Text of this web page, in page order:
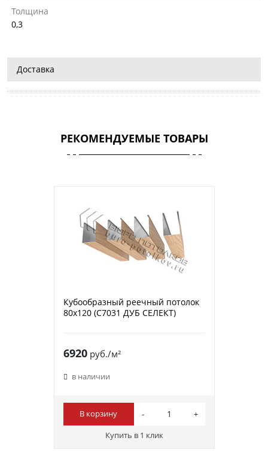
Толщина
0,3
Доставка
РЕКОМЕНДУЕМЫЕ ТОВАРЫ
Кубообразный реечный потолок
80х120 (C7031 ДУБ СЕЛЕКТ)
6920руб./м²
в наличии
В корзину
Купить в 1 клик